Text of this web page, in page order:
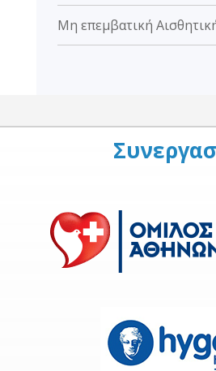
Μη επεμβατική